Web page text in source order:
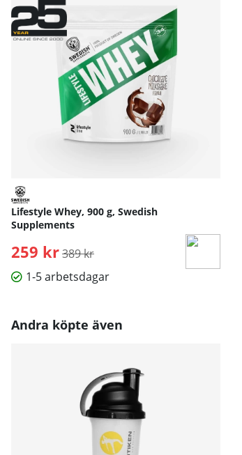
Lifestyle Whey, 900 g, Swedish
Supplements
259 kr Ordinarie pris:
389 kr
1-5 arbetsdagar
Andra köpte även